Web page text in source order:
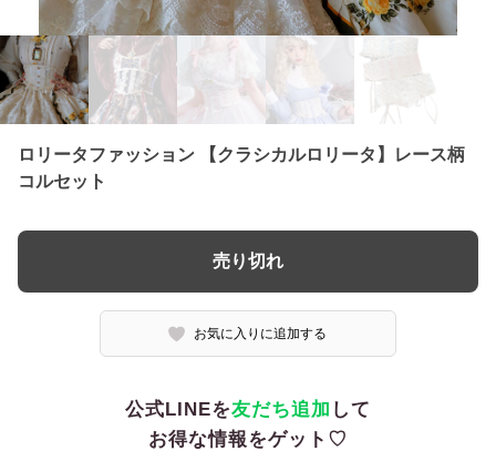
ロリータファッション 【クラシカルロリータ】レース柄
コルセット
売り切れ
お気に入りに追加する
公式LINEを友だち追加 して
お得な情報をゲット♡